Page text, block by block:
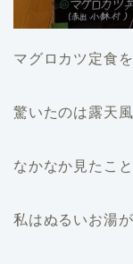
マグロカツ定食
驚いたのは露天
なかなか見たこ
私はぬるいお湯が